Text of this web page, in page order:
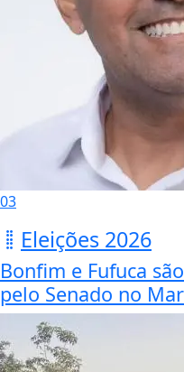
03
Eleições 2026
Bonfim e Fufuca
pelo Senado no